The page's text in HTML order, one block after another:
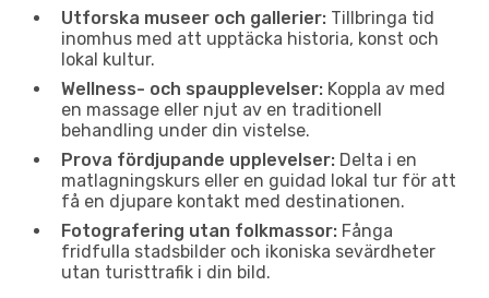
Utforska museer och gallerier: Tillbringa tid
inomhus med att upptäcka historia, konst och
lokal kultur.
Wellness- och spaupplevelser: Koppla av med
en massage eller njut av en traditionell
behandling under din vistelse.
Prova fördjupande upplevelser: Delta i en
matlagningskurs eller en guidad lokal tur för att
få en djupare kontakt med destinationen.
Fotografering utan folkmassor: Fånga
fridfulla stadsbilder och ikoniska sevärdheter
utan turisttrafik i din bild.